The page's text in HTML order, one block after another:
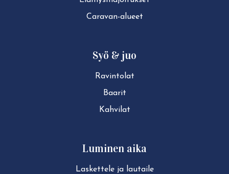
Caravan-alueet
Syö & juo
Ravintolat
Baarit
Kahvilat
Luminen aika
Laskettele ja lautaile